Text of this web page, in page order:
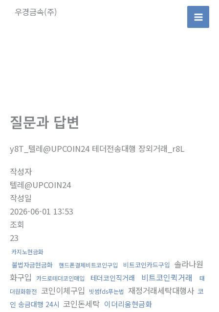
우경금속(주)
Main
질문과 답변
y8T_텔레@UPCOIN24 테더전송대행 장외거래_r8L
작성자
텔레@UPCOIN24
작성일
2026-06-01 13:53
조회
23
카지노현금화
불법자금현금화 핸드폰결제비트코인구입 비트코인카드구입 솔라나원
화구입
카드로테더코인매입 테더코인직거래 비트코인퀵거래
태
더원화환전 코인이체구입 빗썸fds푸는법 재정거래세탁대행사 코
인 송금대행 24시 코인돈세탁 이더리움현금화